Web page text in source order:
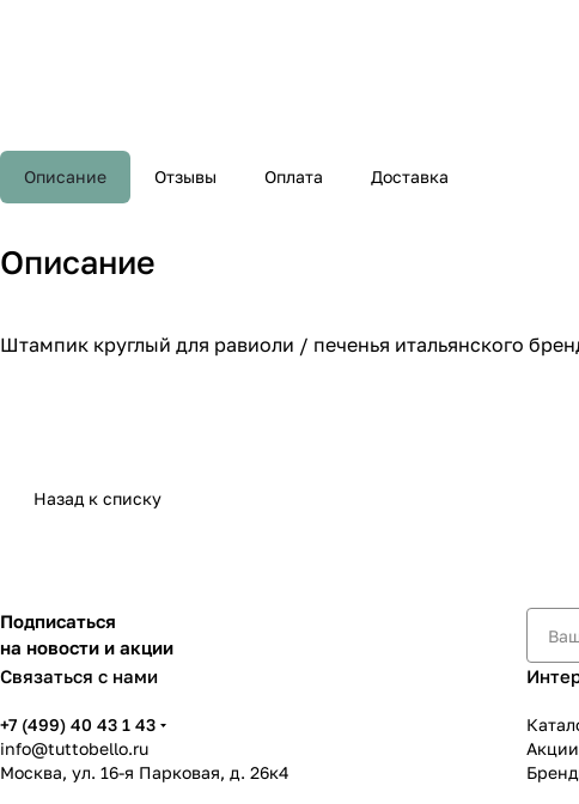
Описание Отзывы Оплата Доставка
Описание
Штампик круглый для равиоли / печенья итальянского
Назад к списку
Подписаться
на новости и акции
Связаться с нами
+7 (499) 40 43 1 43
info@tuttobello.ru
Москва, ул. 16-я Парковая, д. 26к4
Акции